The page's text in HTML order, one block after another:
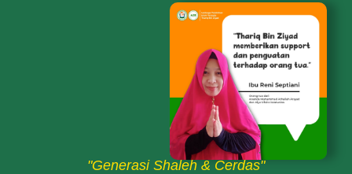
"Generasi Shaleh & Cerdas"